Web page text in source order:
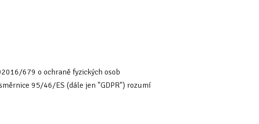
679 o ochraně fyzických osob
95/46/ES (dále jen "GDPR") rozumí